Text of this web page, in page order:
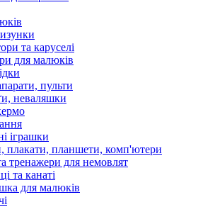
та каруселі
для малюків
пульти
неваляшки
іграшки
плакати, планшети, комп'ютери
тренажери для немовлят
та канаті
для малюків